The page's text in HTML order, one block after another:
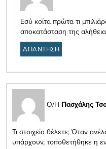
Εσύ κοίτα πρώτα τι
αποκατάσταση της
ΑΠΑΝΤΗΣΗ
Ο/Η Πασχάλης
Τι στοιχεία θέλετε; Όταν
υπάρχουν, τοποθετήθηκε η